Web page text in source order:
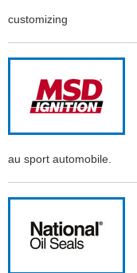
customizing
au sport automobile.